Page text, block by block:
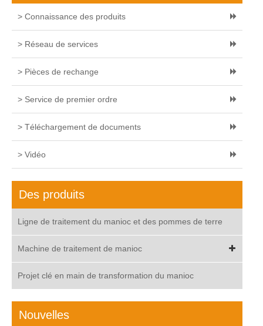
> Connaissance des produits
> Réseau de services
> Pièces de rechange
> Service de premier ordre
> Téléchargement de documents
> Vidéo
Des produits
Ligne de traitement du manioc et des pommes de terre
Machine de traitement de manioc
Projet clé en main de transformation du manioc
Nouvelles